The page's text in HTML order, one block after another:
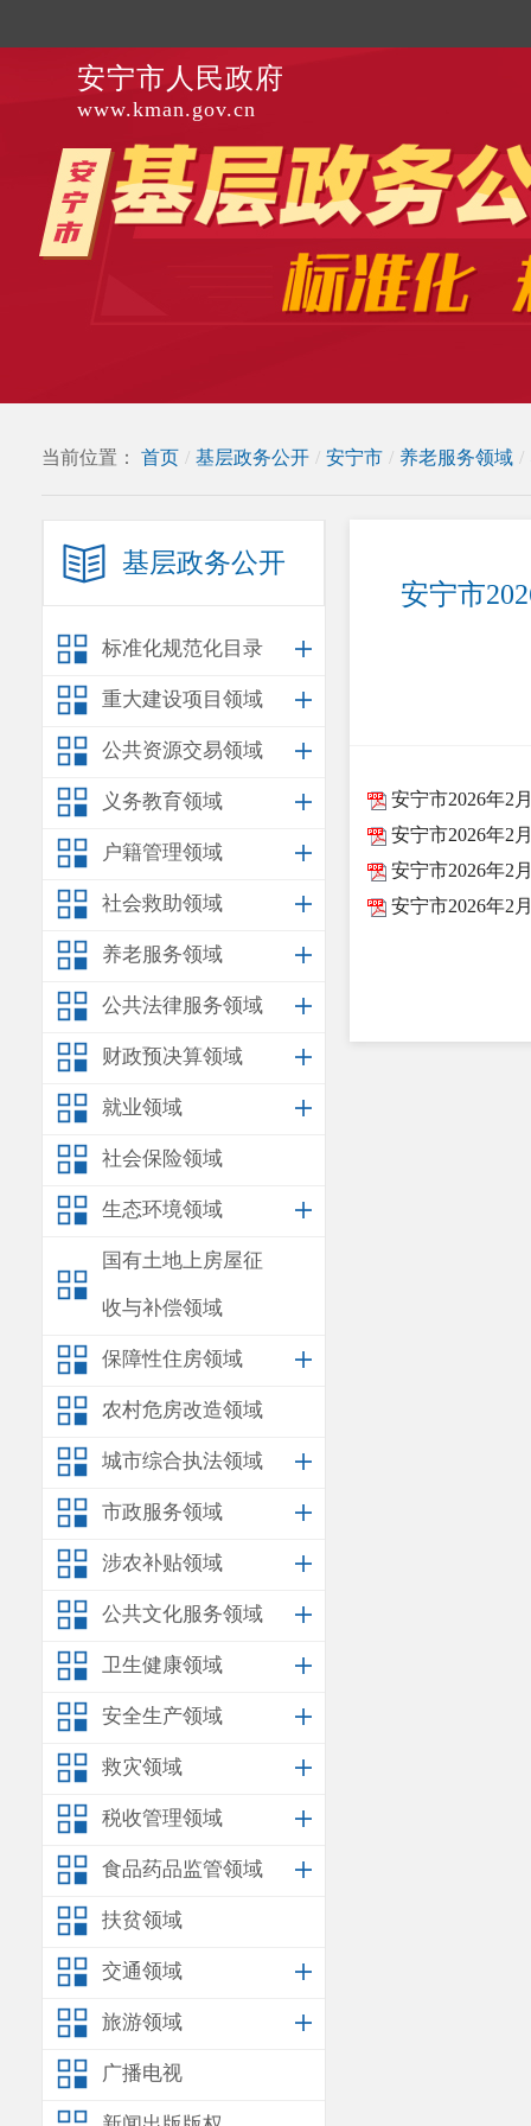
安宁市人民政府
www.kman.gov.cn
当前位置： 首页 / 基层政务公开 / 安宁市 / 养老服务领域 /
基层政务公开
标准化规范化目录
重大建设项目领域
公共资源交易领域
义务教育领域
户籍管理领域
社会救助领域
养老服务领域
公共法律服务领域
财政预决算领域
就业领域
社会保险领域
生态环境领域
国有土地上房屋征
收与补偿领域
保障性住房领域
农村危房改造领域
城市综合执法领域
市政服务领域
涉农补贴领域
公共文化服务领域
卫生健康领域
安全生产领域
救灾领域
税收管理领域
食品药品监管领域
扶贫领域
交通领域
旅游领域
广播电视
安宁市
安宁市2026年2
安宁市2026年2
安宁市2026年2
安宁市2026年2